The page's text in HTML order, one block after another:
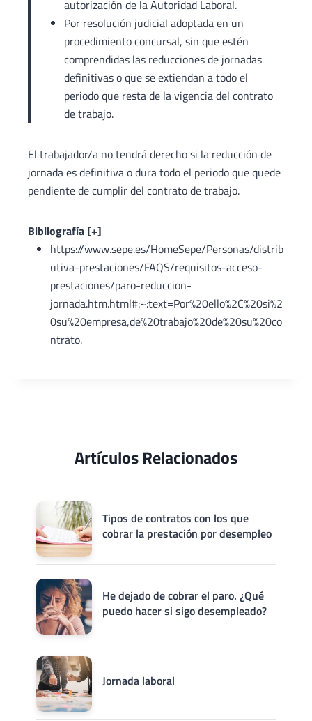
autorización de la Autoridad Laboral.
Por resolución judicial adoptada en un
procedimiento concursal, sin que estén
comprendidas las reducciones de jornadas
definitivas o que se extiendan a todo el
periodo que resta de la vigencia del contrato
de trabajo.
El trabajador/a no tendrá derecho si la reducción de
jornada es definitiva o dura todo el periodo que quede
pendiente de cumplir del contrato de trabajo.
Bibliografía [+]
https://www.sepe.es/HomeSepe/Personas/distrib
utiva-prestaciones/FAQS/requisitos-acceso-
prestaciones/paro-reduccion-
jornada.htm.html#:~:text=Por%20ello%2C%20si%2
0su%20empresa,de%20trabajo%20de%20su%20co
ntrato.
Artículos Relacionados
Tipos de contratos con los que
cobrar la prestación por desempleo
He dejado de cobrar el paro. ¿Qué
puedo hacer si sigo desempleado?
Jornada laboral